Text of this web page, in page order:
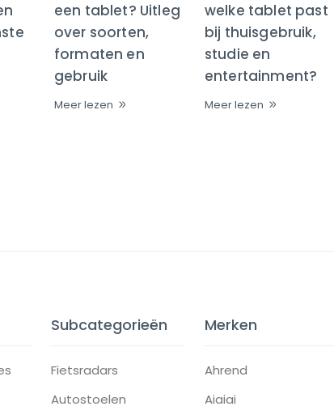
een tablet? Uitleg
over soorten,
formaten en
gebruik
Meer lezen
welke tablet past
bij thuisgebruik,
studie en
entertainment?
Meer lezen
Subcategorieën
Fietsradars
Autostoelen
Merken
Ahrend
Aiaiai